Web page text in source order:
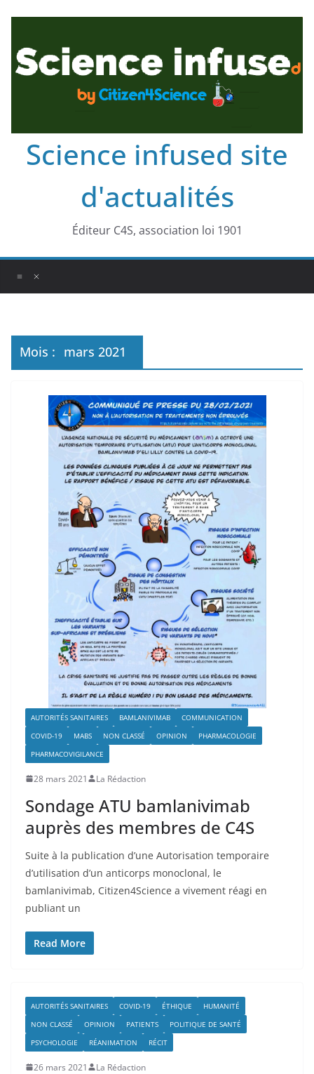
Science infused site
d'actualités
Éditeur C4S, association loi 1901
Mois : mars 2021
AUTORITÉS SANITAIRES BAMLANIVIMAB
COMMUNICATION
COVID-19
MABS NON CLASSÉ OPINION
PHARMACOLOGIE
PHARMACOVIGILANCE
28 mars 2021 La Rédaction
Sondage ATU bamlanivimab
auprès des membres de C4S
Suite à la publication d’une Autorisation temporaire
d’utilisation d’un anticorps monoclonal, le
bamlanivimab, Citizen4Science a vivement réagi en
publiant un
Read More
AUTORITÉS SANITAIRES COVID-19 ÉTHIQUE
HUMANITÉ
NON CLASSÉ
OPINION PATIENTS
POLITIQUE DE SANTÉ
PSYCHOLOGIE
RÉANIMATION RÉCIT
26 mars 2021 La Rédaction